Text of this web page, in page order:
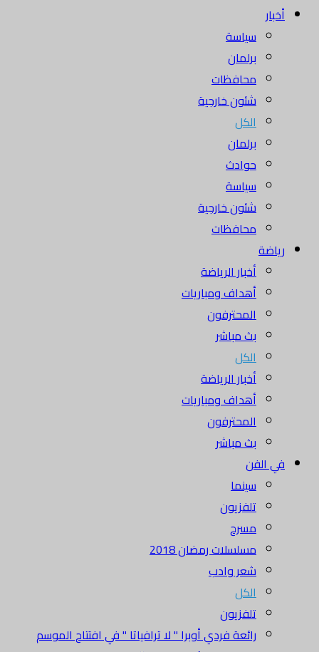
أخبار
سياسة
برلمان
محافظات
شئون خارجية
الكل
برلمان
حوادث
سياسة
شئون خارجية
محافظات
رياضة
أخبار الرياضة
أهداف ومباريات
المحترفون
بث مباشر
الكل
أخبار الرياضة
أهداف ومباريات
المحترفون
بث مباشر
في الفن
سينما
تلفزيون
مسرح
مسلسلات رمضان 2018
شعر وادب
الكل
تلفزيون
رائعة فردي أوبرا " لا ترافياتا " في افتتاح الموسم